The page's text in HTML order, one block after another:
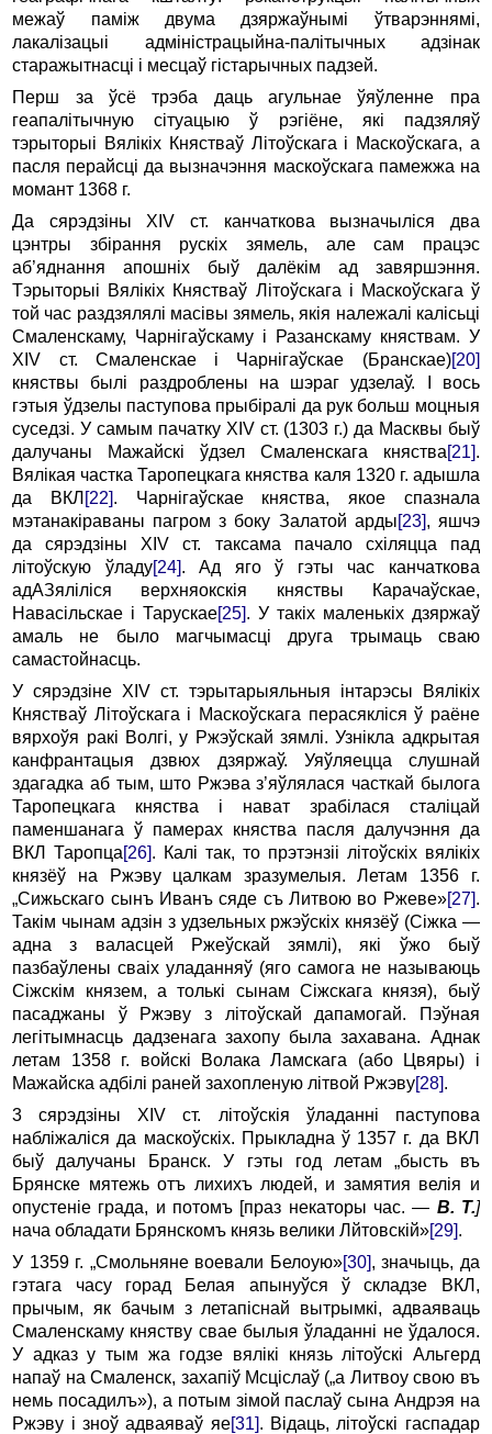
межаў паміж двума дзяржаўнымі ўтварэннямі,
лакалізацыі адміністрацыйна-палітычных адзінак
старажытнасці i месцаў гістарычных падзей.
Перш за ўсё трэба даць агульнае ўяўленне пра
геапалітычную сітуацыю ў рэгіёне, які падзяляў
тэрыторыі Вялікіх Княстваў Літоўскага i Маскоўскага, а
пасля перайсці да вызначэння маскоўскага памежжа на
момант 1368 г.
Да сярэдзіны XIV ст. канчаткова вызначыліся два
цэнтры збірання рускіх зямель, але сам працэс
аб’яднання апошніх быў далёкім ад завяршэння.
Тэрыторыі Вялікіх Княстваў Літоўскага i Маскоўскага ў
той час раздзялялі масівы зямель, якія належалі калісьці
Смаленскаму, Чарнігаўскаму i Разанскаму княствам. У
XIV ст. Смаленскае i Чарнігаўскае (Бранскае)[20]
княствы былі раздроблены на шэраг удзелаў. I вось
гэтыя ўдзелы паступова прыбіралі да рук больш моцныя
суседзі. У самым пачатку XIV ст. (1303 г.) да Масквы быў
далучаны Мажайскі ўдзел Смаленскага княства[21].
Вялікая частка Таропецкага княства каля 1320 г. адышла
да ВКЛ [22]. Чарнігаўскае княства, якое спазнала
мэтанакіраваны пагром з боку Залатой арды[23], яшчэ
да сярэдзіны XIV ст. таксама пачало схіляцца пад
літоўскую ўладу[24]. Ад яго ў гэты час канчаткова
адАЗяліліся верхняокскія княствы Карачаўскае,
Навасільскае i Тарускае[25]. У такіх маленькіх дзяржаў
амаль не было магчымасці дру­га трымаць сваю
самастойнасць.
У сярэдзіне XIV ст. тэрытарыяльныя інтарэсы Вялікіх
Княстваў Літоўскага i Маскоўскага перасякліся ў раёне
вярхоўя ракі Волгі, у Ржэўскай зямлі. Узнікла адкрытая
канфрантацыя дзвюх дзяржаў. Уяўляецца слушнай
здагадка аб тым, што Ржэва з’яўлялася часткай былога
Таропецкага княства i нават зрабілася сталіцай
паменшанага ў памерах княства пасля далучэння да
ВКЛ Таропца[26]. Калі так, то прэтэнзіі літоўскіх вялікіх
князёў на Ржэву цалкам зразумелыя. Летам 1356 г.
„Сижьскаго сынъ Иванъ сяде съ Литвою во Ржеве»[27].
Такім чынам адзін з удзельных ржэўскіх князёў (Сіжка —
адна з валасцей Ржеўскай зямлі), які ўжо быў
пазбаўлены сваіх уладанняў (яго самога не называюць
Сіжскім князем, a толькі сынам Сіжскага князя), быў
пасаджаны ў Ржэву з літоўскай дапамогай. Пэўная
легітымнасць дадзенага захопу была захавана. Аднак
летам 1358 г. войскі Волака Ламскага (або Цвяры) i
Мажайска адбілі раней захопленую літвой Ржэву[28].
3 сярэдзіны XIV ст. літоўскія ўладанні паступова
набліжаліся да маскоўскіх. Прыкладна ў 1357 г. да ВКЛ
быў далучаны Бранск. У гэты год летам „бысть въ
Брянске мятежь отъ лихихъ людей, и замятия велія и
опустеніе гра­да, и потомъ [праз некаторы час. — В. Т.]
нача обладати Брянскомъ князь велики Лйтовскій»[29].
У 1359 г. „Смольняне воевали Белоую»[30], значыць, да
гэтага часу горад Белая апынуўся ў складзе ВКЛ,
прычым, як бачым з летапіснай вытрымкі, адваяваць
Смаленскаму княству свае былыя ўладанні не ўдалося.
У адказ у тым жа годзе вялікі князь літоўскі Альгерд
напаў на Смаленск, захапіў Мсціслаў („а Литвоу свою въ
немь посадилъ»), а потым зімой паслаў сына Андрэя на
Ржэву i зноў адваяваў яе[31]. Відаць, літоўскі гаспадар